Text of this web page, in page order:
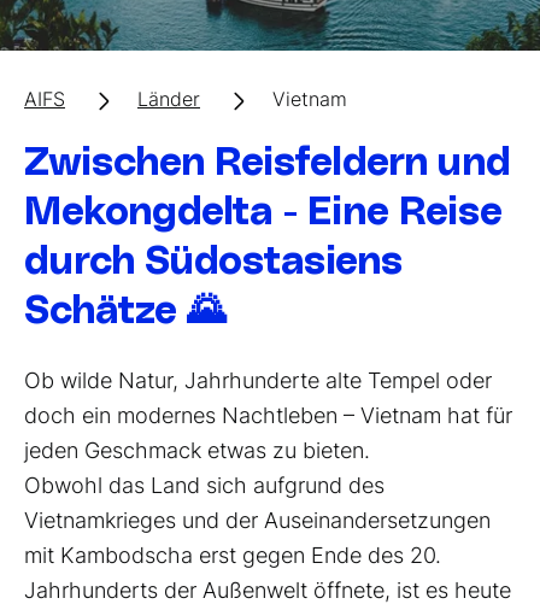
AIFS Länder Vietnam
Zwischen Reisfeldern und
Mekongdelta - Eine Reise
durch Südostasiens
Schätze 🌄
Ob wilde Natur, Jahrhunderte alte Tempel oder
doch ein modernes Nachtleben – Vietnam hat für
jeden Geschmack etwas zu bieten.
Obwohl das Land sich aufgrund des
Vietnamkrieges und der Auseinandersetzungen
mit Kambodscha erst gegen Ende des 20.
Jahrhunderts der Außenwelt öffnete, ist es heute